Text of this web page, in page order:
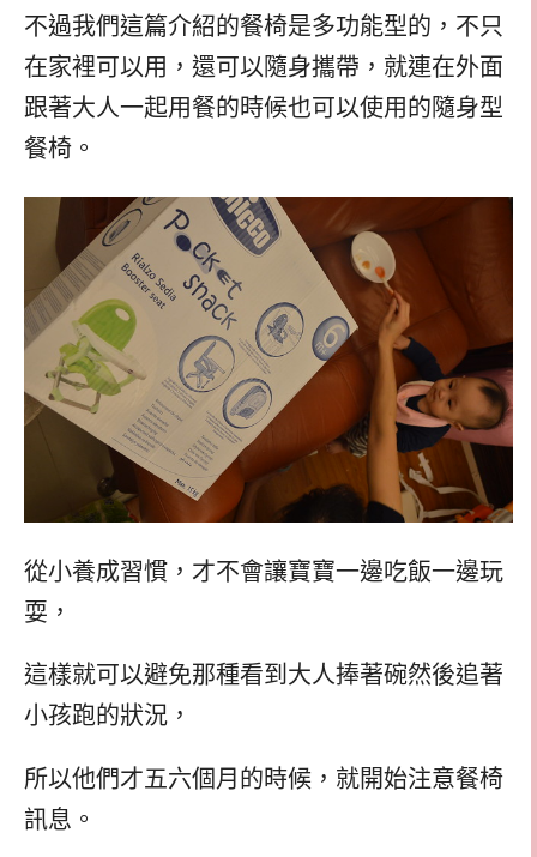
不過我們這篇介紹的餐椅是多功能型的，不只
在家裡可以用，還可以隨身攜帶，就連在外面
跟著大人一起用餐的時候也可以使用的隨身型
餐椅。
從小養成習慣，才不會讓寶寶一邊吃飯一邊玩
耍，
這樣就可以避免那種看到大人捧著碗然後追著
小孩跑的狀況，
所以他們才五六個月的時候，就開始注意餐椅
訊息。